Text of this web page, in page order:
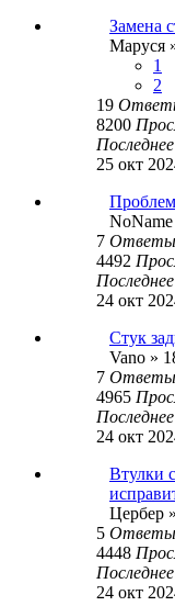
Замена
Маруся
1
2
19
8200
25 окт
NoName
7 Ответы
4492
24 окт
Стук
Vano »
7 Ответы
4965
24 окт
Втулки
Цербер »
5 Ответы
4448
24 окт